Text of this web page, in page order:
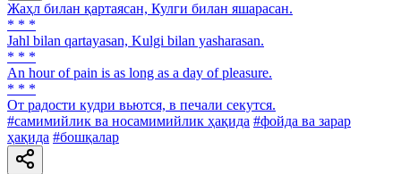
Жаҳл билан қартаясан, Кулги билан яшарасан.
* * *
Jahl bilan qartayasan, Kulgi bilan yasharasan.
* * *
An hour of pain is as long as a day of pleasure.
* * *
От радости кудри вьются, в печали секутся.
#самимийлик ва носамимийлик ҳақида #фойда ва зарар
ҳақида #бошқалар